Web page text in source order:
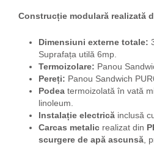
Construcție modulară realizată
Dimensiuni externe totale:
Suprafața utilă 6mp.
Termoizolare: Panou
Pereți: Panou Sandwich
Podeatermoizolată în vată
linoleum.
Instalație electricăinclusă
Carcas metalicrealizat din
scurgere de apă ascunsă,